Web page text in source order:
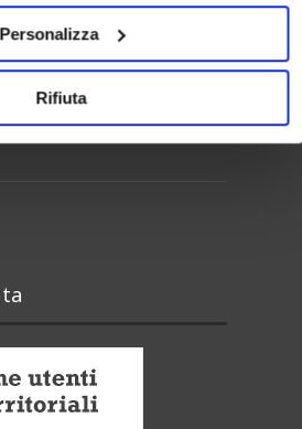
Personalizza
Rifiuta